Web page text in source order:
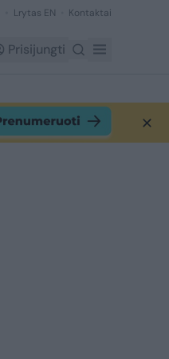
Lrytas EN Kontaktai
Prisijungti